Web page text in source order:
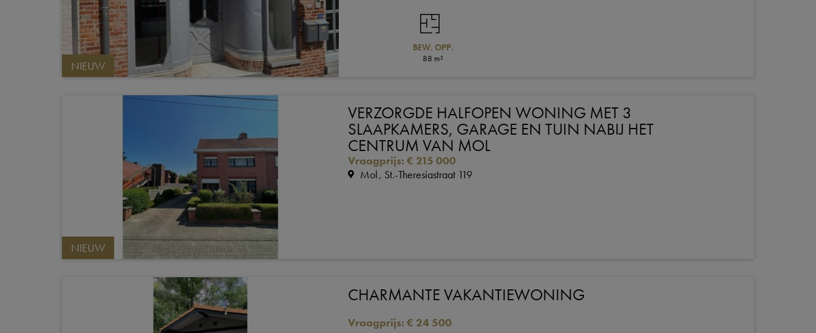
NIEUW
BEW. OPP.
88 m²
NIEUW
VERZORGDE HALFOPEN WONING MET 3
SLAAPKAMERS, GARAGE EN TUIN NABIJ HET
CENTRUM VAN MOL
Vraagprijs: € 215 000
Mol St.-Theresiastraat 119
CHARMANTE VAKANTIEWONING
Vraagprijs: € 24 500